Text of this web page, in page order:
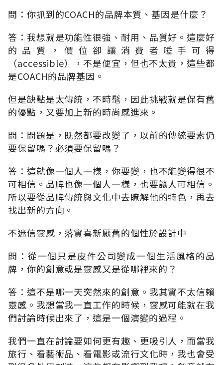
問：你抓到的COACH的品牌本質、基因是什麼？
答：我想就是功能性很強、耐用、品質好。這麼好
的品質，價位卻讓消費者唾手可得
（accessible），不是便宜，但也不太貴，這些都
是COACH的品牌基因。
但是缺點是太傳統，不時髦，因此挑戰就是保有舊
的優點，又要加上新的時尚感進來。
問：問題是，既然都要改變了，以前的傳統要素仍
要保留嗎？必須要保留嗎？
答：這就像一個人一樣，你要變，也不能變得很不
可相信。品牌也像一個人一樣，也要讓人可相信。
所以要從品牌傳統與文化中去瞭解他的特色，再去
找出新的方向。
不迷信靈感，落實喜新厭舊的個性於設計中
問：從一個只是皮件公司變成一個生活風格的品
牌，你的創意或是靈感又是從哪裡來的？
答：這不是哪一天突然來的創意。我其實不太信賴
靈感。我想當我一直工作的時候，靈感可能就在我
們討論時候出來了，這是一個演變的過程。
我們一直在討論要如何更有趣、更吸引人，而當我
旅行、看藝術品、看電影或流行文化時，我也會受